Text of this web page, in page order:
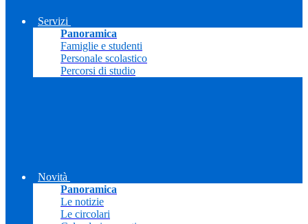
Servizi
Panoramica
Famiglie e studenti
Personale scolastico
Percorsi di studio
Novità
Panoramica
Le notizie
Le circolari